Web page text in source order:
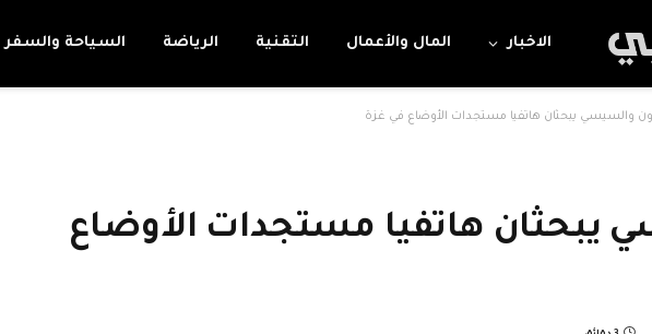
الاخبار المال والأعمال التقنية الرياضة السياحة والسفر
والسيسي يبحثان هاتفيا مستجدات الأوضاع في غزة
يبحثان هاتفيا مستجدات الأوضاع